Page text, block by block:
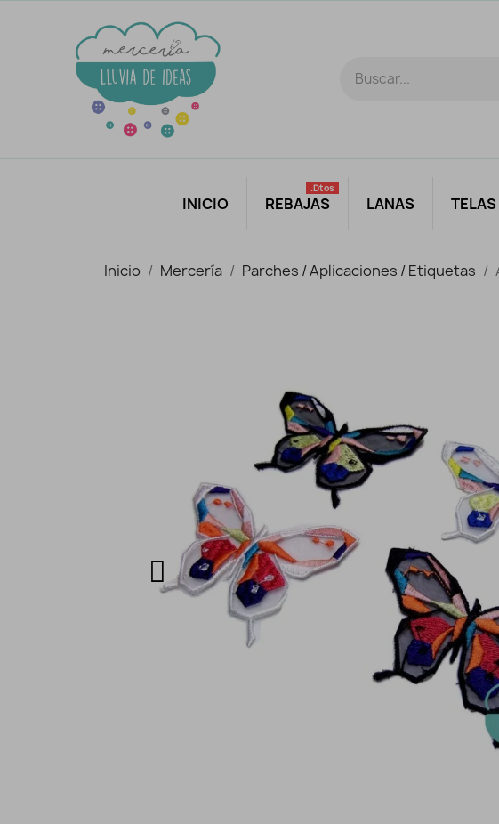
INICIO REBAJAS
.dtos
LANAS TELAS
Inicio Mercería Parches / Aplicaciones / Etiquetas